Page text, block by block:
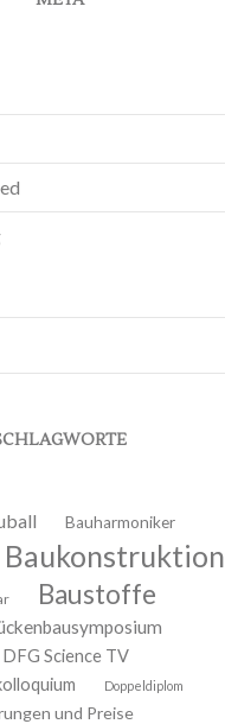
Bauharmoniker
Baukonstruktion
Baustoffe
DFG Science TV
Doppeldiplom
und Preise